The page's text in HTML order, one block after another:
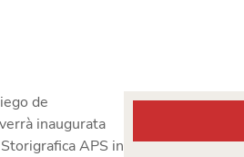
de
inaugurata
Storigrafica APS in